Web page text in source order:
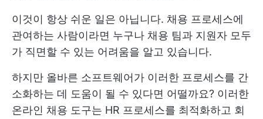
이것이 항상 쉬운 일은 아닙니다. 채용 프로세스에
관여하는 사람이라면 누구나 채용 팀과 지원자 모두
가 직면할 수 있는 어려움을 알고 있습니다.
하지만 올바른 소프트웨어가 이러한 프로세스를 간
소화하는 데 도움이 될 수 있다면 어떨까요? 이러한
온라인 채용 도구는 HR 프로세스를 최적화하고 회